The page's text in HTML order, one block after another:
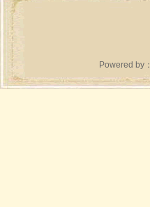
Powered by：